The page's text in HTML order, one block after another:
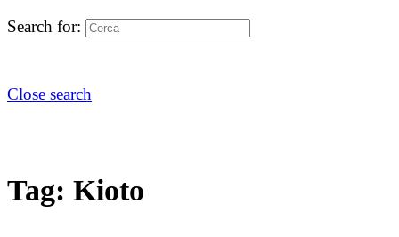
Search for:
Close search
Tag: Kioto